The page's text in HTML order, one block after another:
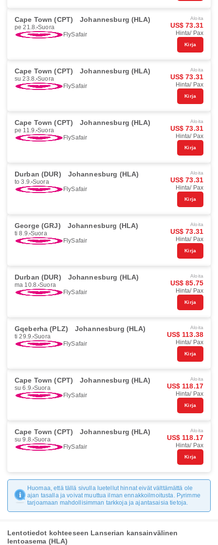
Cape Town (CPT) Johannesburg (HLA)
pe 21.8. Suora
FlySafair
Aloita
US$ 73.31
Hinta/ Pax
Kirja
Cape Town (CPT) Johannesburg (HLA)
su 23.8. Suora
FlySafair
Aloita
US$ 73.31
Hinta/ Pax
Kirja
Cape Town (CPT) Johannesburg (HLA)
pe 11.9. Suora
FlySafair
Aloita
US$ 73.31
Hinta/ Pax
Kirja
Durban (DUR) Johannesburg (HLA)
to 3.9. Suora
FlySafair
Aloita
US$ 73.31
Hinta/ Pax
Kirja
George (GRJ) Johannesburg (HLA)
ti 8.9. Suora
FlySafair
Aloita
US$ 73.31
Hinta/ Pax
Kirja
Durban (DUR) Johannesburg (HLA)
ma 10.8. Suora
FlySafair
Aloita
US$ 85.75
Hinta/ Pax
Kirja
Gqeberha (PLZ) Johannesburg (HLA)
ti 29.9. Suora
FlySafair
Aloita
US$ 113.38
Hinta/ Pax
Kirja
Cape Town (CPT) Johannesburg (HLA)
su 6.9. Suora
FlySafair
Aloita
US$ 118.17
Hinta/ Pax
Kirja
Cape Town (CPT) Johannesburg (HLA)
su 9.8. Suora
FlySafair
Aloita
US$ 118.17
Hinta/ Pax
Kirja
Huomaa, että tällä sivulla luetellut hinnat eivät välttämättä ole
ajan tasalla ja voivat muuttua ilman ennakkoilmoitusta. Pyrimme
tarjoamaan mahdollisimman tarkkoja ja ajantasaisia tietoja.
Lentotiedot kohteeseen Lanserian kansainvälinen
lentoasema (HLA)